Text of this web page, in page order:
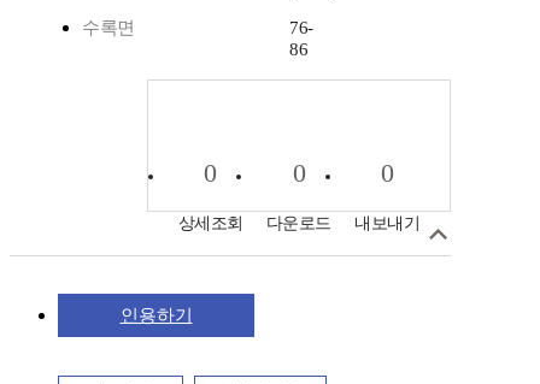
수록면
76-
86
0
상세조회
0
다운로드
0
내보내기
인용하기